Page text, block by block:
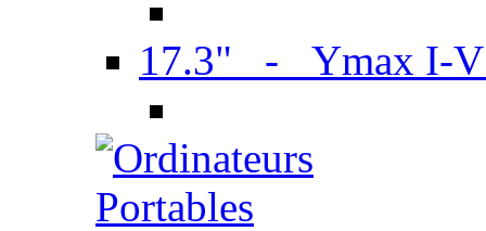
17.3" - Ymax I-